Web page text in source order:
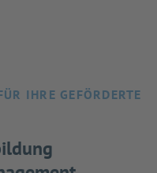
IHRE GEFÖRDERTE